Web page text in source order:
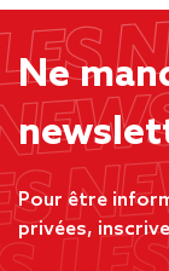
Ne
Pour être
privées,